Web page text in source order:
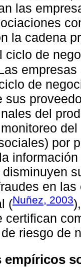
las
la cadena
ciclo de
de
sus
del
por
en
(Nuñez, 2003
certifican
riesgo de
empíricos